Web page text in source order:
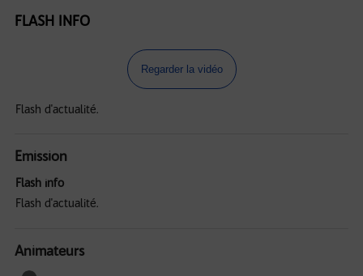
FLASH INFO
Regarder la vidéo
Flash d'actualité.
Emission
Flash info
Flash d'actualité.
Animateurs